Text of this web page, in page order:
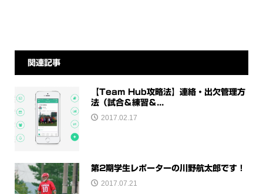
関連記事
【Team Hub攻略法】連絡・出欠管理方
法（試合＆練習＆...
2017.02.17
第2期学生レポーターの川野航太郎です！
2017.07.21